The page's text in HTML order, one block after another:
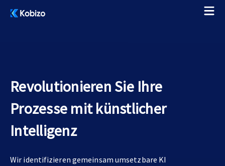
Revolutionieren Sie Ihre
Prozesse mit künstlicher
Intelligenz
Wir identifizieren gemeinsam umsetzbare KI